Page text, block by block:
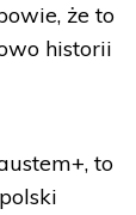
że to
historii
to